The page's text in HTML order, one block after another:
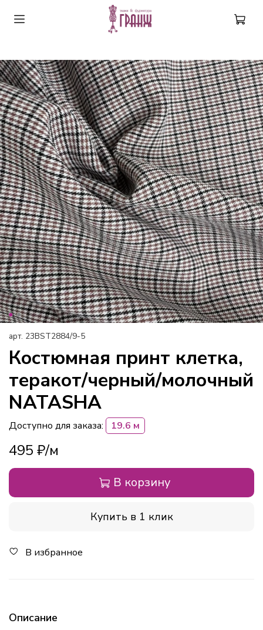
арт. 23BST2884/9-5
Костюмная принт клетка,
теракот/черный/молочный
NATASHA
Доступно для заказа: 19.6 м
495 ₽
В корзину
Купить в 1 клик
В избранное
Описание